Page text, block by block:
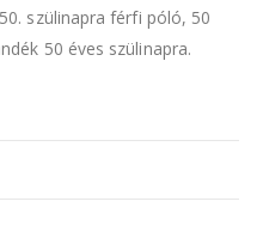
szülinapra férfi póló, 50
50 éves szülinapra.